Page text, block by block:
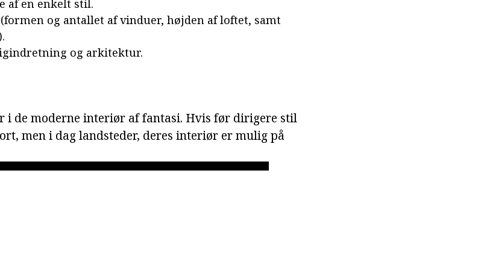
af en enkelt stil.
og antallet af vinduer, højden af loftet, samt
og arkitektur.
i de moderne interiør af fantasi. Hvis før dirigere stil
men i dag landsteder, deres interiør er mulig på